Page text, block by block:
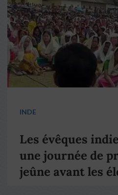
INDE
Les évêques
une journée de
jeûne avant les